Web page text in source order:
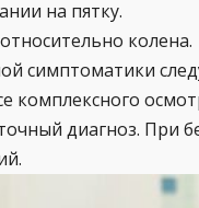
на пятку.
колена.
симптоматики
диагноз. При